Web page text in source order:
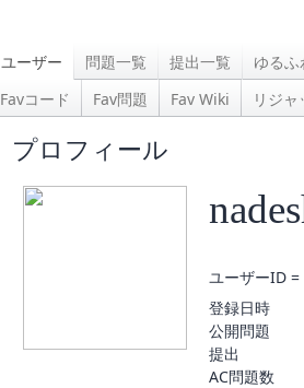
ユーザー 問題一覧 提出一覧
ゆる
Favコード
Fav問題 Fav Wiki リジ
プロフィール
ユーザーID
登録日時
公開問題
提出
AC問題数